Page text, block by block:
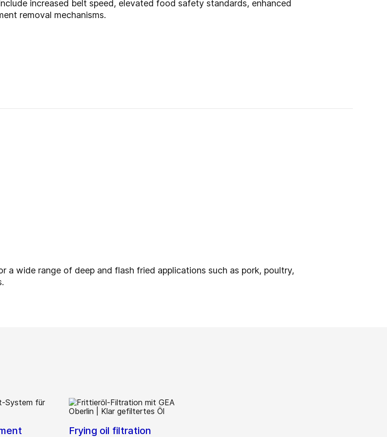
increased belt speed, elevated food safety standards, enhanced
removal mechanisms.
a wide range of deep and flash fried applications such as pork, poultry,
Frying oil filtration